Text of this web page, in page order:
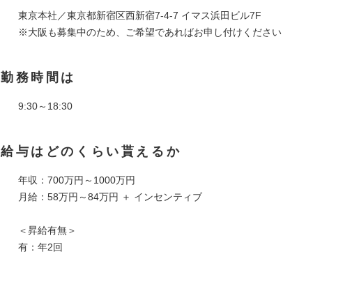
東京本社／東京都新宿区西新宿7-4-7 イマス浜田ビル7F
※大阪も募集中のため、ご希望であればお申し付けください
勤務時間は
9:30～18:30
給与はどのくらい貰えるか
年収：700万円～1000万円
月給：58万円～84万円 ＋ インセンティブ
＜昇給有無＞
有：年2回